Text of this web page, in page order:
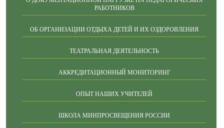
РАБОТНИКОВ
ОБ ОРГАНИЗАЦИИ ОТДЫХА ДЕТЕЙ И ИХ ОЗДОРОВЛЕНИЯ
ТЕАТРАЛЬНАЯ ДЕЯТЕЛЬНОСТЬ
АККРЕДИТАЦИОННЫЙ МОНИТОРИНГ
ОПЫТ НАШИХ УЧИТЕЛЕЙ
ШКОЛА МИНПРОСВЕЩЕНИЯ РОССИИ